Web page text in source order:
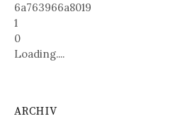
6a763966a8019
1
0
Loading....
ARCHIV